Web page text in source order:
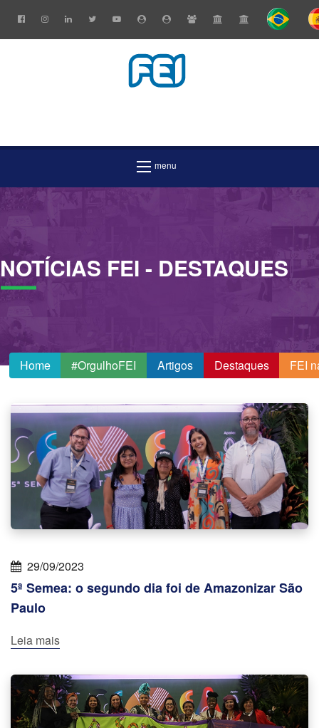
NOTÍCIAS FEI - DESTAQUES
Home #OrgulhoFEI Artigos Destaques FEI
29/09/2023
5ª Semea: o segundo dia foi de Amazonizar São
Paulo
Leia mais